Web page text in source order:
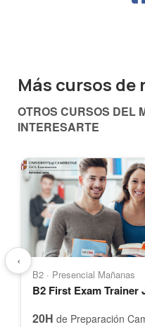
Más cursos de
OTROS CURSOS DEL
INTERESARTE
B2 · Presencial Mañanas
B2 First Exam Trainer
20H de Preparación
‹